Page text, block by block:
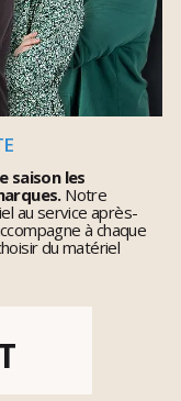
saison les
Notre
au service après-
à chaque
du matériel